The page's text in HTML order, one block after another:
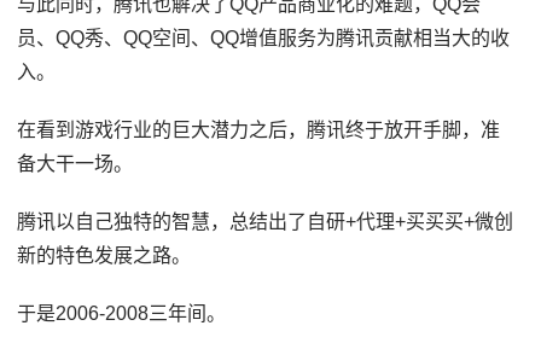
员、QQ秀、QQ空间、QQ增值服务为腾讯贡献相当大的收
入。
在看到游戏行业的巨大潜力之后，腾讯终于放开手脚，准
备大干一场。
腾讯以自己独特的智慧，总结出了自研+代理+买买买+微创
新的特色发展之路。
于是2006-2008三年间。